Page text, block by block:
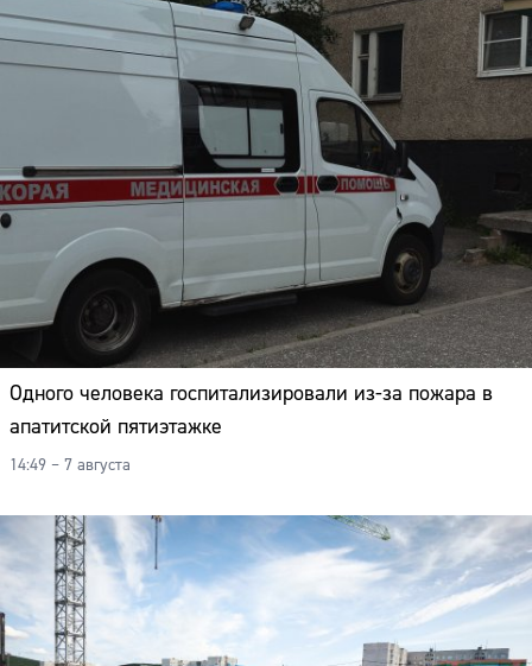
Одного человека госпитализировали из-за пожара в
апатитской пятиэтажке
14:49 – 7 августа
Сайт: